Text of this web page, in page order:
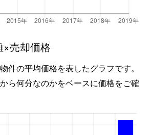
売却価格
件の平均価格を表したグラフです。
ら何分なのかをベースに価格をご確